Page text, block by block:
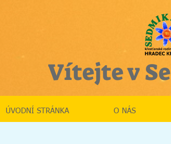
Vítejte v
ÚVODNÍ STRÁNKA O NÁS